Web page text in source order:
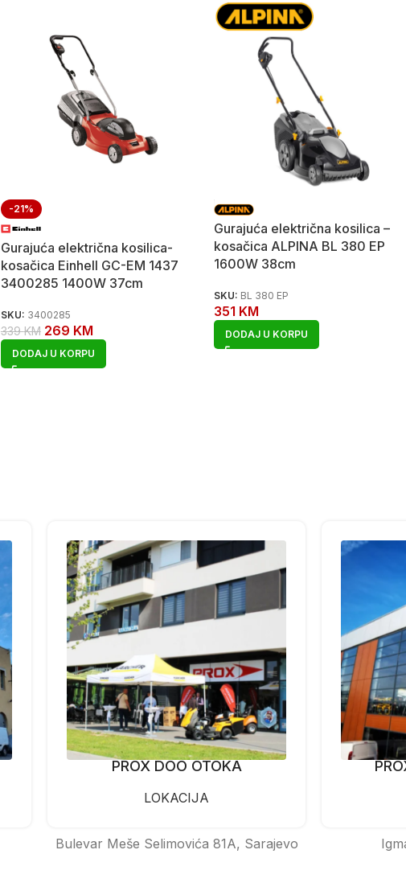
-21%
Gurajuća električna kosilica-
kosačica Einhell GC-EM 1437
3400285 1400W 37cm
SKU: 3400285
339KM 269 KM
DODAJ U KORPU
Gurajuća električna kosilica –
kosačica ALPINA BL 380 EP
1600W 38cm
SKU: BL 380 EP
351 KM
DODAJ U KORPU
PROX DOO OTOKA
LOKACIJA
Bulevar Meše Selimovića 81A, Sarajevo